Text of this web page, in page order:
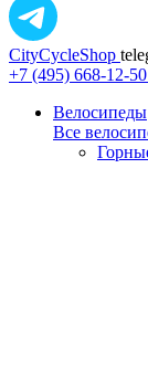
CityCycleShop
+7 (495) 668-12-50
Велосипеды
Все